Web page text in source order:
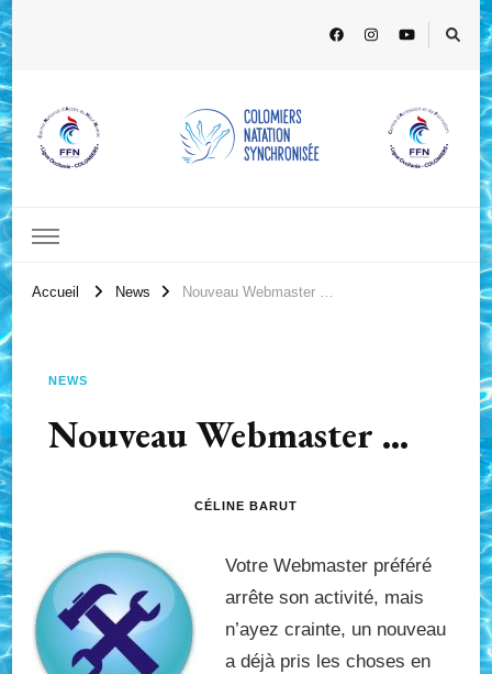
Accueil News Nouveau Webmaster …
NEWS
Nouveau Webmaster …
CÉLINE BARUT
Votre Webmaster préféré
arrête son activité, mais
n’ayez crainte, un nouveau
a déjà pris les choses en